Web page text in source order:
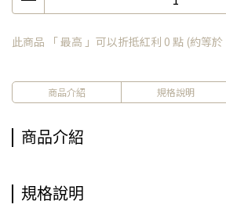
此商品 「 最高 」可以折抵紅利 0 點 (約等於
商品介紹 規格說明
商品介紹
規格說明